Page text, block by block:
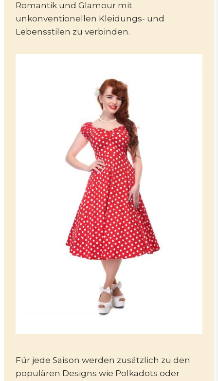
Romantik und Glamour mit
unkonventionellen Kleidungs- und
Lebensstilen zu verbinden.
Für jede Saison werden zusätzlich zu den
populären Designs wie Polkadots oder